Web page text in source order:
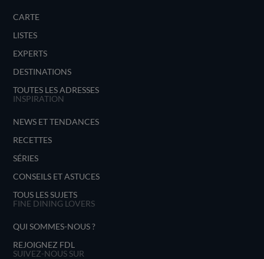
CARTE
LISTES
EXPERTS
DESTINATIONS
TOUTES LES ADRESSES
INSPIRATION
NEWS ET TENDANCES
RECETTES
SÉRIES
CONSEILS ET ASTUCES
TOUS LES SUJETS
FINE DINING LOVERS
QUI SOMMES-NOUS ?
REJOIGNEZ FDL
SUIVEZ-NOUS SUR